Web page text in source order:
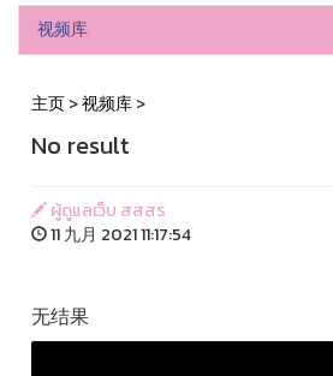
视频库
主页>视频库>
No result
ผู้ดูแลเว็บ สสสร
11 九月 2021 11:17:54
无结果